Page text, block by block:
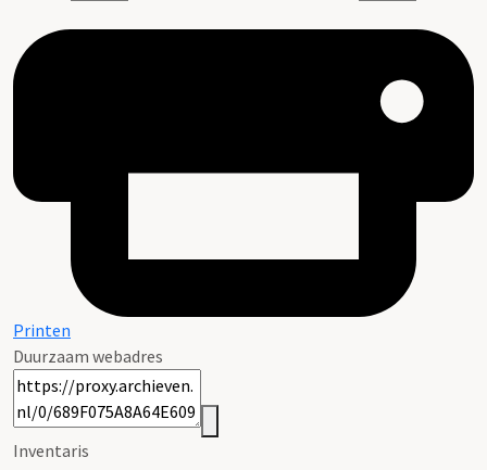
Printen
Duurzaam webadres
Inventaris